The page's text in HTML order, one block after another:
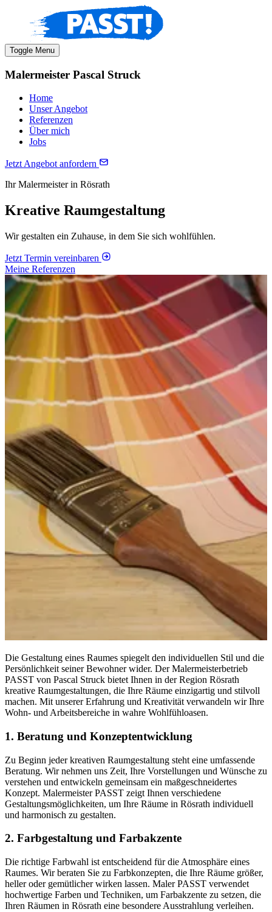
Toggle Menu
Malermeister Pascal Struck
Home
Unser Angebot
Referenzen
Über mich
Jobs
Jetzt Angebot anfordern
Ihr Malermeister in Rösrath
Kreative Raumgestaltung
Wir gestalten ein Zuhause, in dem Sie sich wohlfühlen.
Jetzt Termin vereinbaren
Meine Referenzen
Die Gestaltung eines Raumes spiegelt den individuellen Stil und die
Persönlichkeit seiner Bewohner wider. Der Malermeisterbetrieb
PASST von Pascal Struck bietet Ihnen in der Region Rösrath
kreative Raumgestaltungen, die Ihre Räume einzigartig und stilvoll
machen. Mit unserer Erfahrung und Kreativität verwandeln wir Ihre
Wohn- und Arbeitsbereiche in wahre Wohlfühloasen.
1. Beratung und Konzeptentwicklung
Zu Beginn jeder kreativen Raumgestaltung steht eine umfassende
Beratung. Wir nehmen uns Zeit, Ihre Vorstellungen und Wünsche zu
verstehen und entwickeln gemeinsam ein maßgeschneidertes
Konzept. Malermeister PASST zeigt Ihnen verschiedene
Gestaltungsmöglichkeiten, um Ihre Räume in Rösrath individuell
und harmonisch zu gestalten.
2. Farbgestaltung und Farbakzente
Die richtige Farbwahl ist entscheidend für die Atmosphäre eines
Raumes. Wir beraten Sie zu Farbkonzepten, die Ihre Räume größer,
heller oder gemütlicher wirken lassen. Maler PASST verwendet
hochwertige Farben und Techniken, um Farbakzente zu setzen, die
Ihren Räumen in Rösrath eine besondere Ausstrahlung verleihen.